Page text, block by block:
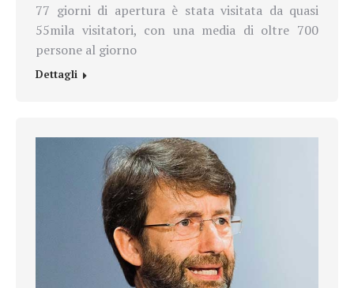
77 giorni di apertura è stata visitata da quasi
55mila visitatori, con una media di oltre 700
persone al giorno
Dettagli